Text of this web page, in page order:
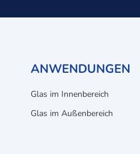
ANWENDUNGEN
Glas im Innenbereich
Glas im Außenbereich